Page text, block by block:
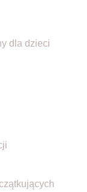
dla dzieci